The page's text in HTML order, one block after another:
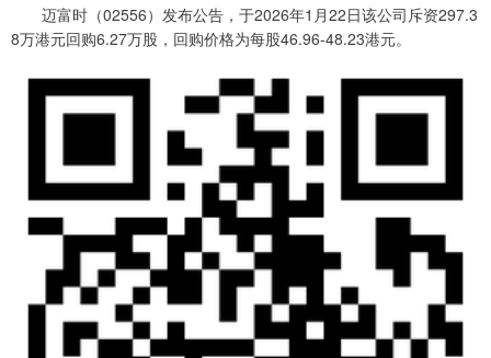
迈富时（02556）发布公告，于2026年1月22日该公司斥资297.3
8万港元回购6.27万股，回购价格为每股46.96-48.23港元。